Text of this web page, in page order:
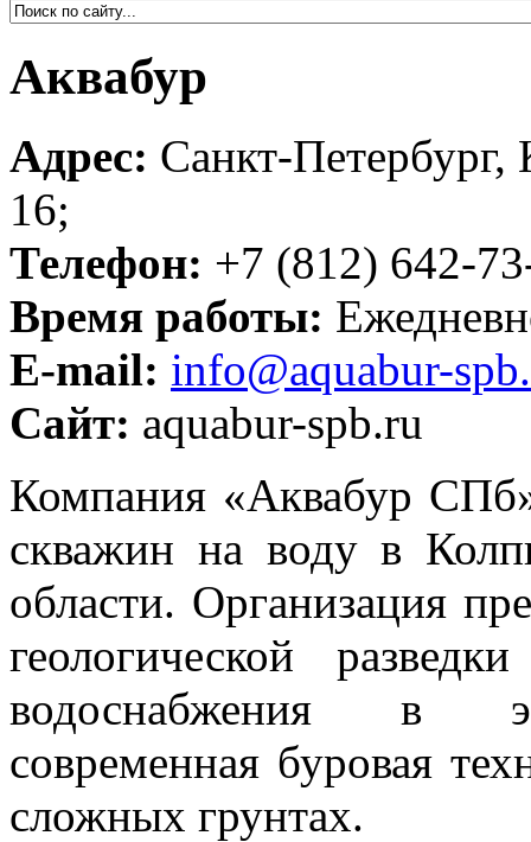
Аквабур
Адрес: Санкт-
16;
Телефон: +7 (812) 642-
Время работы:
E-mail: info@aquabur-
Сайт: aquabur-spb.ru
Компания «Аквабур
скважин на воду в
области. Организация
геологической
водоснабжения в
современная буровая
сложных грунтах.